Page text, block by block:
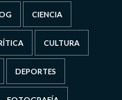
CIENCIA
CULTURA
DEPORTES